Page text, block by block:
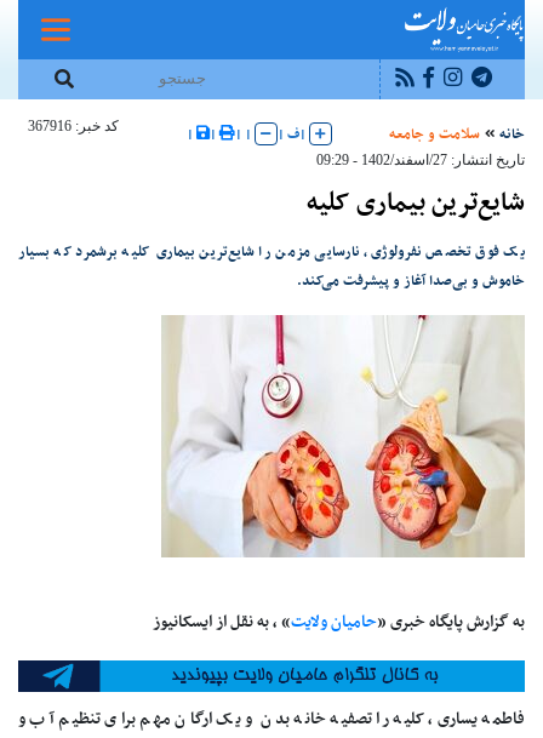
خانه سلامت و جامعه |ف |
|
|
|
|
کد خبر: 367916
تاریخ انتشار: 27/اسفند/1402 - 09:29
شایع‌ترین بیماری‌ کلیه
یک فوق تخصص نفرولوژی، نارسایی مزمن را شایع‌ترین بیماری‌ کلیه برشمرد که بسیار
خاموش و بی‌صدا آغاز و پیشرفت می‌کند.
به گزارش پایگاه خبری «حامیان ولایت» ، به نقل از ایسکانیوز
فاطمه یساری، کلیه را تصفیه خانه بدن و یک ارگان مهم برای تنظیم آب و